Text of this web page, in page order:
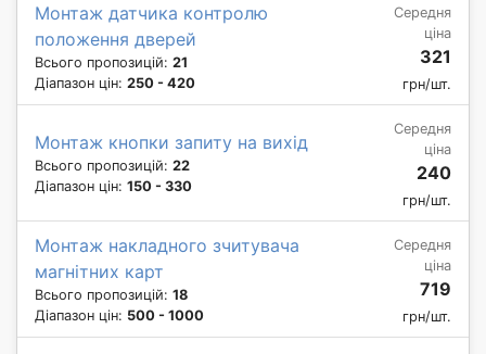
Монтаж датчика контролю
положення дверей
Всього пропозицій: 21
Діапазон цін: 250 - 420
Середня
ціна
321
грн/шт.
Монтаж кнопки запиту на вихід
Всього пропозицій: 22
Діапазон цін: 150 - 330
Середня
ціна
240
грн/шт.
Монтаж накладного зчитувача
магнітних карт
Всього пропозицій: 18
Діапазон цін: 500 - 1000
Середня
ціна
719
грн/шт.